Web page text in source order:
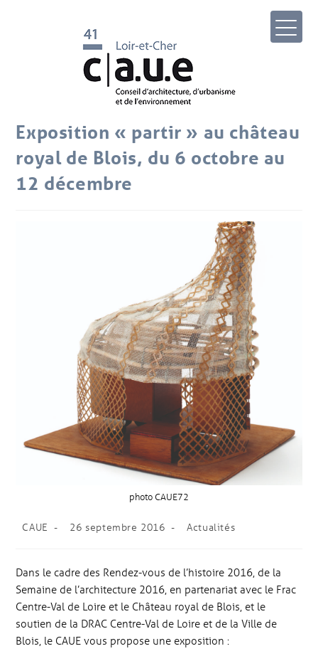
Exposition « partir » au château
royal de Blois, du 6 octobre au
12 décembre
photo CAUE72
CAUE 26 septembre 2016 Actualités
Dans le cadre des Rendez-vous de l’histoire 2016, de la
Semaine de l’architecture 2016, en partenariat avec le Frac
Centre-Val de Loire et le Château royal de Blois, et le
soutien de la DRAC Centre-Val de Loire et de la Ville de
Blois, le CAUE vous propose une exposition :